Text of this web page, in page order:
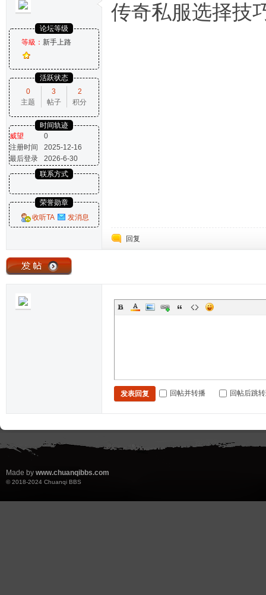
论坛等级
等級： 新手上路
活跃状态
0
主题
3
帖子
2
积分
时间轨迹
威望
0
注册时间
2025-12-16
最后登录
2026-6-30
联系方式
荣誉勋章
收听TA
发消息
传奇私服选择技
回复
发表回复 回帖并转播 回帖后跳
Made by www.chuanqibbs.com
© 2018-2024 Chuanqi BBS